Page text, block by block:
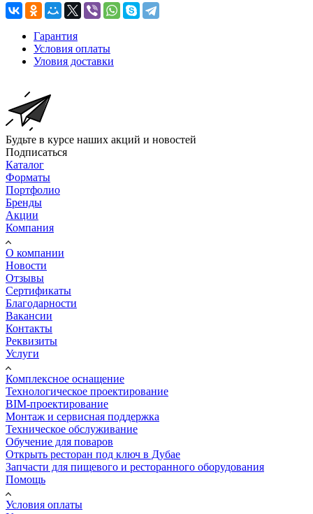
Гарантия
Условия оплаты
Уловия доставки
Будьте в курсе наших акций и новостей
Подписаться
Каталог
Форматы
Портфолио
Бренды
Акции
Компания
О компании
Новости
Отзывы
Сертификаты
Благодарности
Вакансии
Контакты
Реквизиты
Услуги
Комплексное оснащение
Технологическое проектирование
BIM-проектирование
Монтаж и сервисная поддержка
Техническое обслуживание
Обучение для поваров
Открыть ресторан под ключ в Дубае
Запчасти для пищевого и ресторанного оборудования
Помощь
Условия оплаты